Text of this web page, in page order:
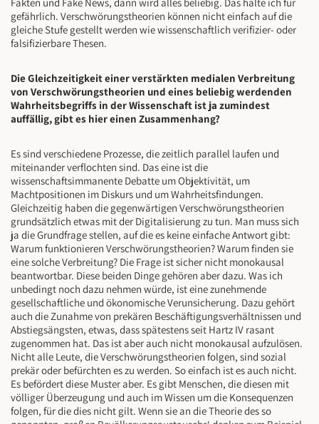
Fakten und Fake News, dann wird alles beliebig. Das halte ich für
gefährlich. Verschwörungstheorien können nicht einfach auf die
gleiche Stufe gestellt werden wie wissenschaftlich verifizier- oder
falsifizierbare Thesen.
Die Gleichzeitigkeit einer verstärkten medialen Verbreitung
von Verschwörungstheorien und eines beliebig werdenden
Wahrheitsbegriffs in der Wissenschaft ist ja zumindest
auffällig, gibt es hier einen Zusammenhang?
Es sind verschiedene Prozesse, die zeitlich parallel laufen und
miteinander verflochten sind. Das eine ist die
wissenschaftsimmanente Debatte um Objektivität, um
Machtpositionen im Diskurs und um Wahrheitsfindungen.
Gleichzeitig haben die gegenwärtigen Verschwörungstheorien
grundsätzlich etwas mit der Digitalisierung zu tun. Man muss sich
ja die Grundfrage stellen, auf die es keine einfache Antwort gibt:
Warum funktionieren Verschwörungstheorien? Warum finden sie
eine solche Verbreitung? Die Frage ist sicher nicht monokausal
beantwortbar. Diese beiden Dinge gehören aber dazu. Was ich
unbedingt noch dazu nehmen würde, ist eine zunehmende
gesellschaftliche und ökonomische Verunsicherung. Dazu gehört
auch die Zunahme von prekären Beschäftigungsverhältnissen und
Abstiegsängsten, etwas, dass spätestens seit Hartz IV rasant
zugenommen hat. Das ist aber auch nicht monokausal aufzulösen.
Nicht alle Leute, die Verschwörungstheorien folgen, sind sozial
prekär oder befürchten es zu werden. So einfach ist es auch nicht.
Es befördert diese Muster aber. Es gibt Menschen, die diesen mit
völliger Überzeugung und auch im Wissen um die Konsequenzen
folgen, für die dies nicht gilt. Wenn sie an die Theorie des so